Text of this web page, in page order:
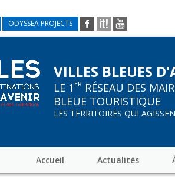
ODYSSEA PROJECTS
VILLES BLEUES
LE 1 ER RÉSEAU DES
BLEUE TOURISTIQUE
LES TERRITOIRES QUI
Accueil Actualités